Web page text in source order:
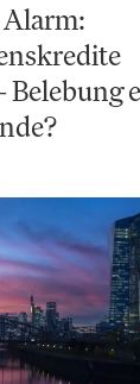
Belebung